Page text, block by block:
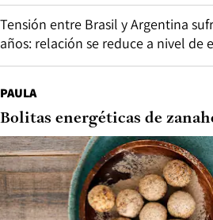
Tensión entre Brasil y Argentina
años: relación se reduce a nivel de
PAULA
Bolitas energéticas de